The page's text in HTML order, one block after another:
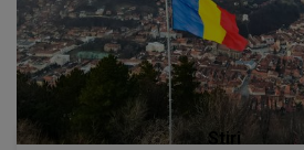
Stiri